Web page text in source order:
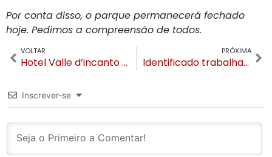
Por conta disso, o parque permanecerá fechado
hoje. Pedimos a compreensão de todos.
VOLTAR
Hotel Valle d’incanto e Osteria di Lucca conquistam prêmio Sabores do Sul 2024
PRÓXIMA
Identificado trabalhador que morreu em obra de parque em Canela
Inscrever-se